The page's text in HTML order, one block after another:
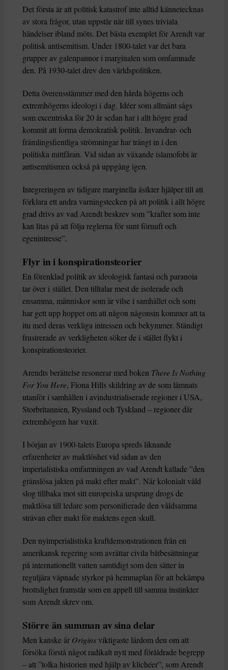
Det första är att politisk katastrof inte alltid kännetecknas
av stora frågor, utan uppstår när till synes triviala
händelser ibland möts. Det bästa exemplet för Arendt var
politisk antisemitism. Under 1800-talet var det bara
grupper av galenpannor i marginalen som omfamnade
den. På 1930-talet drev den världspolitiken.
Detta överensstämmer med den hårda högerns och
extremhögerns ideologi i dag. Idéer som allmänt sågs
som excentriska för 20 år sedan har i allt högre grad
kommit att forma demokratisk politik. Invandrar- och
främlingsfientliga strömningar har trängt in i den
politiska mittfåran. Vid sidan av växande islamofobi är
antisemitismen också på uppgång igen.
Integreringen av tidigare marginella åsikter hjälper till att
förklara ett andra varningstecken på att politik i allt högre
grad drivs av vad Arendt beskrev som ”krafter som inte
kan litas på att följa reglerna för sunt förnuft och
egenintresse”.
Flyr in i konspirationsteorier
En förenklad politik av ideologisk fantasi och paranoia
tar över i stället. Den tilltalar mest de isolerade och
ensamma, människor som är vilse i samhället och som
har gett upp hoppet om att någon någonsin kommer att ta
itu med deras verkliga intressen och bekymmer. Ständigt
frustrerade av verkligheten söker de i stället flykt i
konspirationsteorier.
Arendts berättelse resonerar med boken There Is Nothing
For You Here, Fiona Hills skildring av de som lämnats
utanför i samhällen i avindustrialiserade regioner i USA,
Storbritannien, Ryssland och Tyskland – regioner där
extremhögern har vuxit.
I början av 1900-talets Europa spreds liknande
erfarenheter av maktlöshet vid sidan av den
imperialistiska omfamningen av vad Arendt kallade ”den
gränslösa jakten på makt efter makt”. När kolonialt våld
slog tillbaka mot sitt europeiska ursprung drogs de
maktlösa till ledare som personifierade den våldsamma
strävan efter makt för maktens egen skull.
Den nyimperialistiska kraftdemonstrationen från en
amerikansk regering som avrättar civila båtbesättningar
på internationellt vatten samtidigt som den sätter in
reguljära väpnade styrkor på hemmaplan för att bekämpa
brottslighet framstår som en appell till samma instinkter
som Arendt skrev om.
Större än summan av sina delar
Men kanske är Origins viktigaste lärdom den om att
försöka förstå något radikalt nytt med föråldrade begrepp
– att ”tolka historien med hjälp av klichéer”, som Arendt